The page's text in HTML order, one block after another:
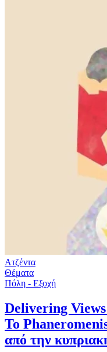
Ατζέντα
Θέματα
Πόλη - Εξοχή
Delivering
Το
από την